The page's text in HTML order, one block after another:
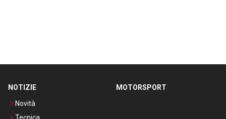
NOTIZIE
Novità
MOTORSPORT